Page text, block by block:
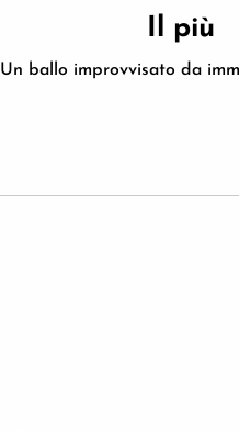
Il più
Un ballo improvvisato da